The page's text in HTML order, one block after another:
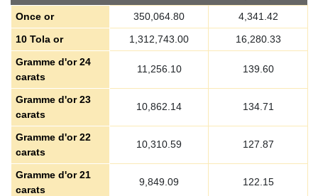
Once or 350,064.80
4,341.42
10 Tola or
1,312,743.00
16,280.33
Gramme d'or 24
carats
11,256.10 139.60
Gramme d'or 23
carats
10,862.14 134.71
Gramme d'or 22
carats
10,310.59 127.87
Gramme d'or 21
carats
9,849.09 122.15